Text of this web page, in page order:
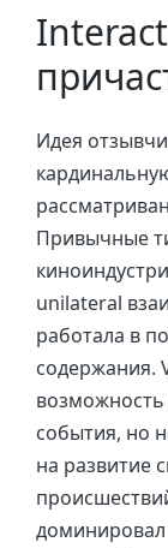
Идея
Привычные
unilateral
работала в
содержания.
возможность
события, но
на развитие
доминировал